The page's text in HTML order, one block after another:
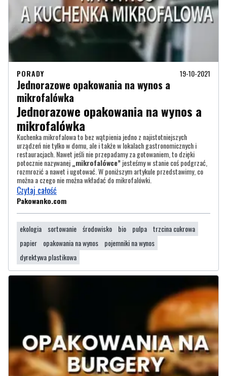
PORADY 19-10-2021
Jednorazowe opakowania na wynos a
mikrofalówka
Jednorazowe opakowania na wynos a
mikrofalówka
Kuchenka mikrofalowa to bez wątpienia jedno z najistotniejszych
urządzeń nie tylko w domu, ale i także w lokalach gastronomicznych i
restauracjach. Nawet jeśli nie przepadamy za gotowaniem, to dzięki
potocznie nazywanej„mikrofalówce”jesteśmy w stanie coś podgrzać,
rozmrozić a nawet i ugotować. W poniższym artykule przedstawimy, co
można a czego nie można wkładać do mikrofalówki.
Czytaj całość
Pakowanko.com
ekologia sortowanie środowisko bio pulpa trzcina cukrowa
papier
opakowania na wynos
pojemniki na wynos
dyrektywa plastikowa